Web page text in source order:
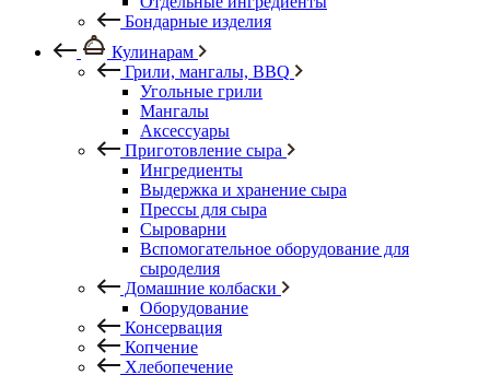
Бондарные изделия
Кулинарам
Грили, мангалы, BBQ
Угольные грили
Мангалы
Аксессуары
Приготовление сыра
Ингредиенты
Выдержка и хранение сыра
Прессы для сыра
Сыроварни
Вспомогательное оборудование для
сыроделия
Домашние колбаски
Оборудование
Консервация
Копчение
Хлебопечение